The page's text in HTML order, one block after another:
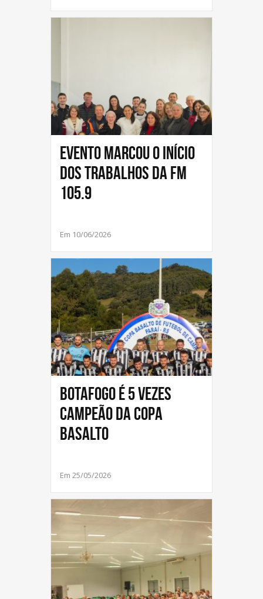
Evento marcou o início
dos trabalhos da FM
105.9
Em 10/06/2026
Botafogo é 5 vezes
campeão da Copa
Basalto
Em 25/05/2026